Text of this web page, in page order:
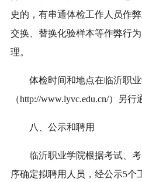
史的，有串通体检工作人员作
交换、替换化验样本等作弊行
理。
体检时间和地点在临沂职
（http://www.lyvc.edu.cn/）另行
八、公示和聘用
临沂职业学院根据考试、
序确定拟聘用人员，经公示5个